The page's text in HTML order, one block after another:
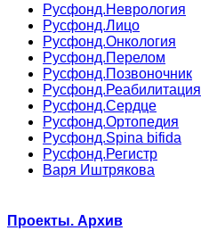
Русфонд.Неврология
Русфонд.Лицо
Русфонд.Онкология
Русфонд.Перелом
Русфонд.Позвоночник
Русфонд.Реабилитация
Русфонд.Сердце
Русфонд.Ортопедия
Русфонд.Spina bifida
Русфонд.Регистр
Варя Иштрякова
Проекты. Архив